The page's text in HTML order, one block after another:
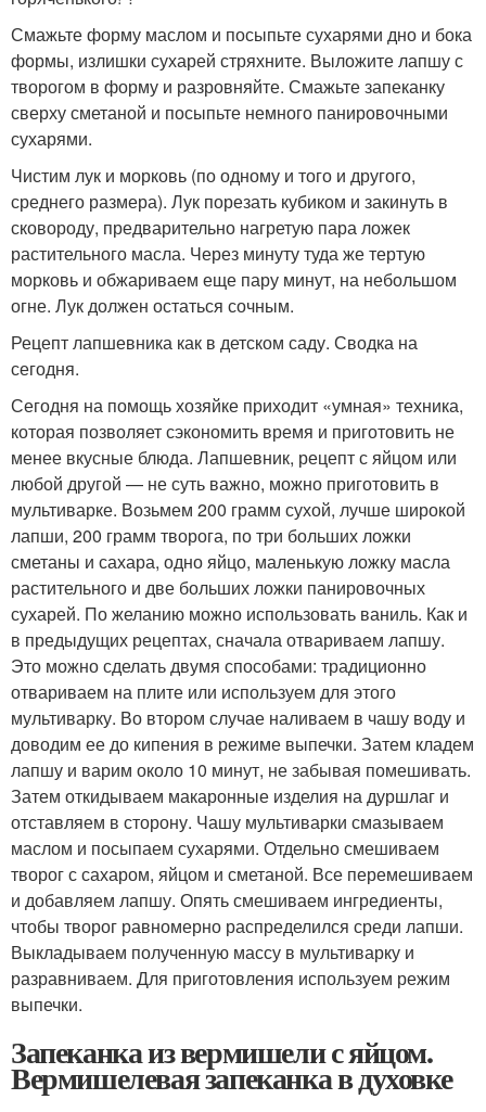
Смажьте форму маслом и посыпьте сухарями дно и бока
формы, излишки сухарей стряхните. Выложите лапшу с
творогом в форму и разровняйте. Смажьте запеканку
сверху сметаной и посыпьте немного панировочными
сухарями.
Чистим лук и морковь (по одному и того и другого,
среднего размера). Лук порезать кубиком и закинуть в
сковороду, предварительно нагретую пара ложек
растительного масла. Через минуту туда же тертую
морковь и обжариваем еще пару минут, на небольшом
огне. Лук должен остаться сочным.
Рецепт лапшевника как в детском саду. Сводка на
сегодня.
Сегодня на помощь хозяйке приходит «умная» техника,
которая позволяет сэкономить время и приготовить не
менее вкусные блюда. Лапшевник, рецепт с яйцом или
любой другой — не суть важно, можно приготовить в
мультиварке. Возьмем 200 грамм сухой, лучше широкой
лапши, 200 грамм творога, по три больших ложки
сметаны и сахара, одно яйцо, маленькую ложку масла
растительного и две больших ложки панировочных
сухарей. По желанию можно использовать ваниль. Как и
в предыдущих рецептах, сначала отвариваем лапшу.
Это можно сделать двумя способами: традиционно
отвариваем на плите или используем для этого
мультиварку. Во втором случае наливаем в чашу воду и
доводим ее до кипения в режиме выпечки. Затем кладем
лапшу и варим около 10 минут, не забывая помешивать.
Затем откидываем макаронные изделия на дуршлаг и
отставляем в сторону. Чашу мультиварки смазываем
маслом и посыпаем сухарями. Отдельно смешиваем
творог с сахаром, яйцом и сметаной. Все перемешиваем
и добавляем лапшу. Опять смешиваем ингредиенты,
чтобы творог равномерно распределился среди лапши.
Выкладываем полученную массу в мультиварку и
разравниваем. Для приготовления используем режим
выпечки.
Запеканка из вермишели с яйцом.
Вермишелевая запеканка в духовке